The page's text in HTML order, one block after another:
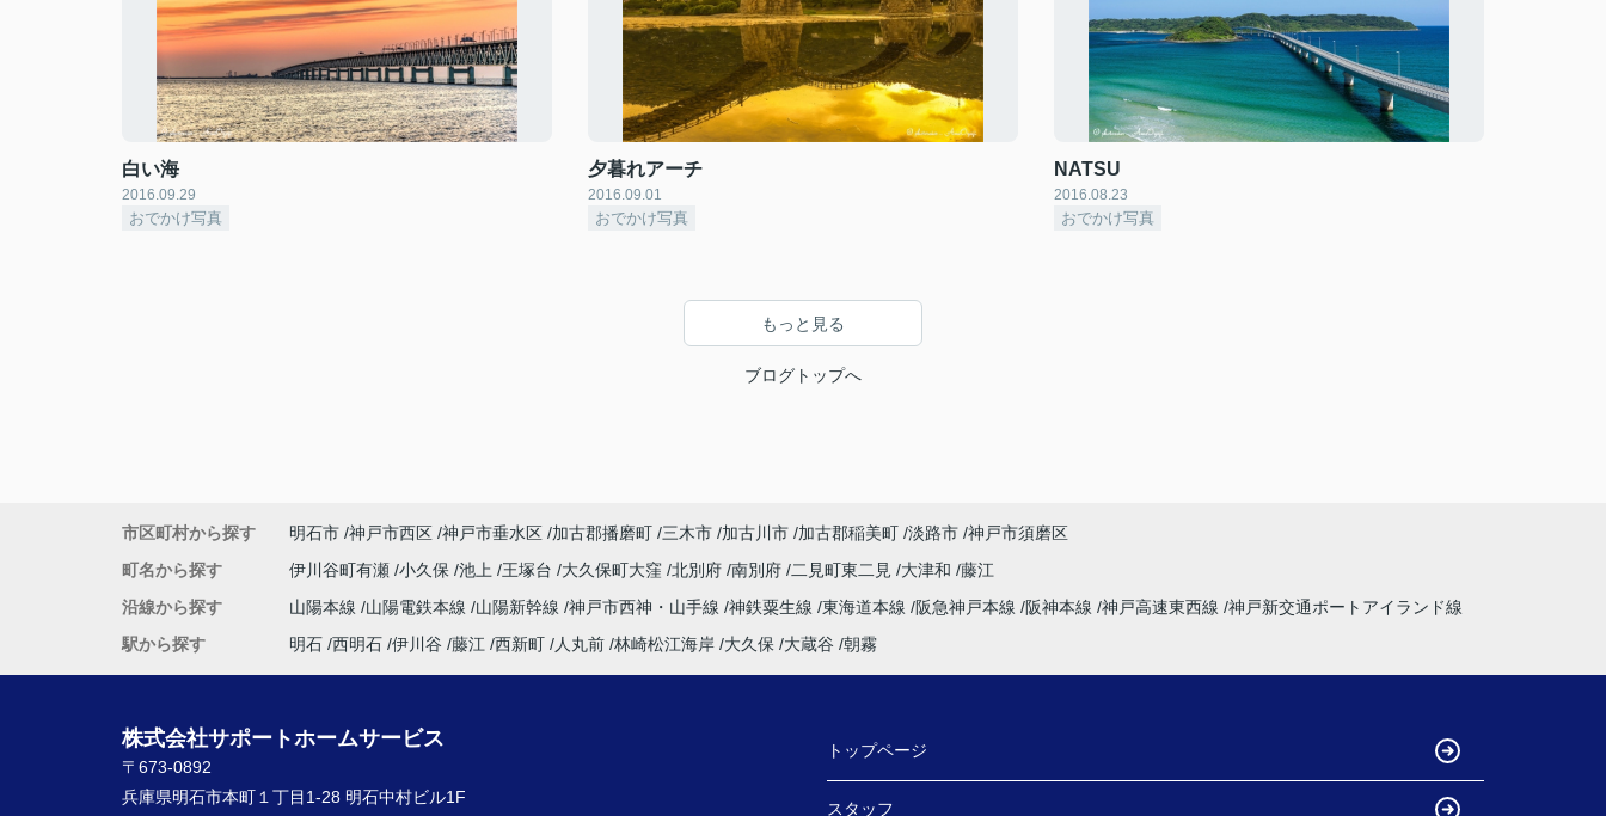
白い海
2016.09.29
おでかけ写真
夕暮れアーチ
2016.09.01
おでかけ写真
NATSU
2016.08.23
おでかけ写真
もっと見る
ブログトップへ
市区町村から探す 明石市 神戸市西区 神戸市垂水区 加古郡播磨町 三木市 加古川市 加古郡稲美町 淡路市 神戸市須磨区
町名から探す
伊川谷町有瀬 小久保 池上 王塚台 大久保町大窪 北別府 南別府 二見町東二見 大津和 藤江
沿線から探す
山陽本線 山陽電鉄本線 山陽新幹線 神戸市西神・山手線 神鉄粟生線 東海道本線 阪急神戸本線 阪神本線 神戸高速東西線 神戸新交通ポートアイランド線
駅から探す
明石 西明石 伊川谷 藤江 西新町 人丸前 林崎松江海岸 大久保 大蔵谷 朝霧
株式会社サポートホームサービス
〒673-0892
兵庫県明石市本町１丁目1-28 明石中村ビル1F
トップページ
スタッフ